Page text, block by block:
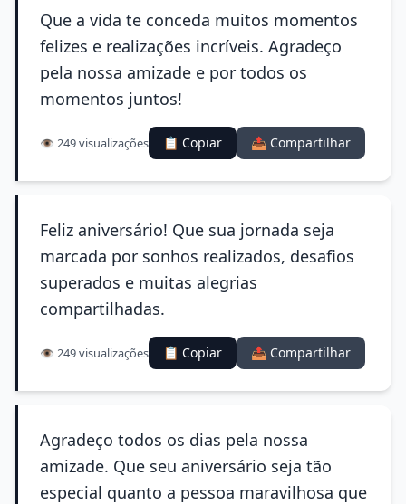
Que a vida te conceda muitos momentos
felizes e realizações incríveis. Agradeço
pela nossa amizade e por todos os
momentos juntos!
👁️ 249 visualizações 📋 Copiar 📤 Compartilhar
Feliz aniversário! Que sua jornada seja
marcada por sonhos realizados, desafios
superados e muitas alegrias
compartilhadas.
👁️ 249 visualizações 📋 Copiar 📤 Compartilhar
Agradeço todos os dias pela nossa
amizade. Que seu aniversário seja tão
especial quanto a pessoa maravilhosa que